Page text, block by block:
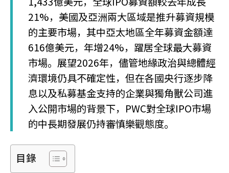
21%，美國及亞洲兩大區域是推升募資規模
的主要市場，其中亞太地區全年募資金額達
616億美元，年增24%，躍居全球最大募資
市場。展望2026年，儘管地緣政治與總體經
濟環境仍具不確定性，但在各國央行逐步降
息以及私募基金支持的企業與獨角獸公司進
入公開市場的背景下，PWC對全球IPO市場
的中長期發展仍持審慎樂觀態度。
目錄